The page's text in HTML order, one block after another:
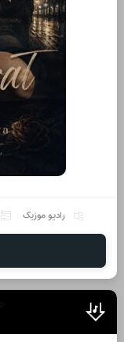
رادیو موزیک